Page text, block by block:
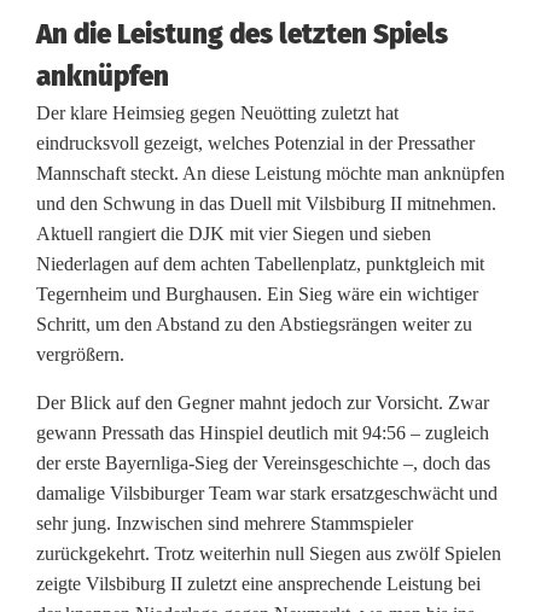
i
m
s
p
i
e
l
d
r
R
ü
c
An die Leistung des letzten Spiels
anknüpfen
Der klare Heimsieg gegen Neuötting zuletzt hat
eindrucksvoll gezeigt, welches Potenzial in der Pressather
Mannschaft steckt. An diese Leistung möchte man anknüpfen
und den Schwung in das Duell mit Vilsbiburg II mitnehmen.
Aktuell rangiert die DJK mit vier Siegen und sieben
Niederlagen auf dem achten Tabellenplatz, punktgleich mit
Tegernheim und Burghausen. Ein Sieg wäre ein wichtiger
Schritt, um den Abstand zu den Abstiegsrängen weiter zu
vergrößern.
Der Blick auf den Gegner mahnt jedoch zur Vorsicht. Zwar
gewann Pressath das Hinspiel deutlich mit 94:56 – zugleich
der erste Bayernliga-Sieg der Vereinsgeschichte –, doch das
damalige Vilsbiburger Team war stark ersatzgeschwächt und
sehr jung. Inzwischen sind mehrere Stammspieler
zurückgekehrt. Trotz weiterhin null Siegen aus zwölf Spielen
zeigte Vilsbiburg II zuletzt eine ansprechende Leistung bei